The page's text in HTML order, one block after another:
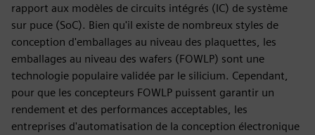
rapport aux modèles de circuits intégrés (IC) de système
sur puce (SoC). Bien qu'il existe de nombreux styles de
conception d'emballages au niveau des plaquettes, les
emballages au niveau des wafers (FOWLP) sont une
technologie populaire validée par le silicium. Cependant,
pour que les concepteurs FOWLP puissent garantir un
rendement et des performances acceptables, les
entreprises d'automatisation de la conception électronique